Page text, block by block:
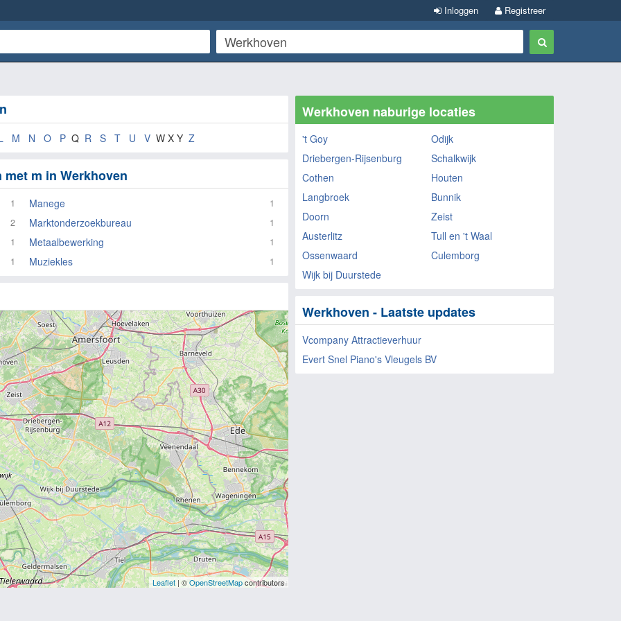
Registreer
Inloggen
M N O P Q R S T U V W X Y Z
m in Werkhoven
1 Manege
1
2
Marktonderzoekbureau
1
1
Metaalbewerking
1
1
Muziekles 1
Leaflet| ©OpenStreetMapcontributors
Werkhoven naburige locaties
't Goy
Odijk
Driebergen-Rijsenburg
Schalkwijk
Cothen
Houten
Langbroek
Bunnik
Doorn
Zeist
Austerlitz
Tull en 't Waal
Ossenwaard
Culemborg
Wijk bij Duurstede
Werkhoven - Laatste updates
Vcompany Attractieverhuur
Evert Snel Piano's Vleugels BV